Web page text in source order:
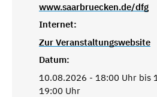
www.saarbruecken.de/dfg
Internet:
Zur Veranstaltungswebsite
Datum:
10.08.2026 - 18:00 Uhr bis
19:00 Uhr